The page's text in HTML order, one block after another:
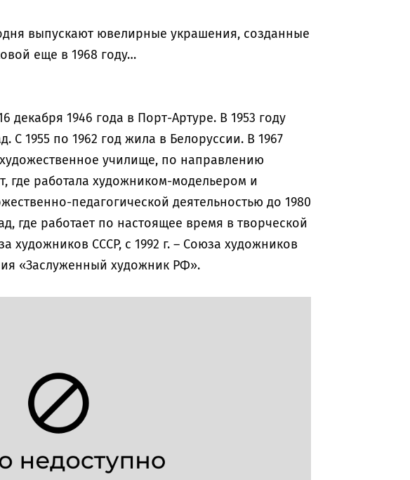
выпускают ювелирные украшения, созданные
еще в 1968 году…
декабря 1946 года в Порт-Артуре. В 1953 году
С 1955 по 1962 год жила в Белоруссии. В 1967
училище, по направлению
где работала художником-модельером и
педагогической деятельностью до 1980
где работает по настоящее время в творческой
художников СССР, с 1992 г. – Союза художников
«Заслуженный художник РФ».